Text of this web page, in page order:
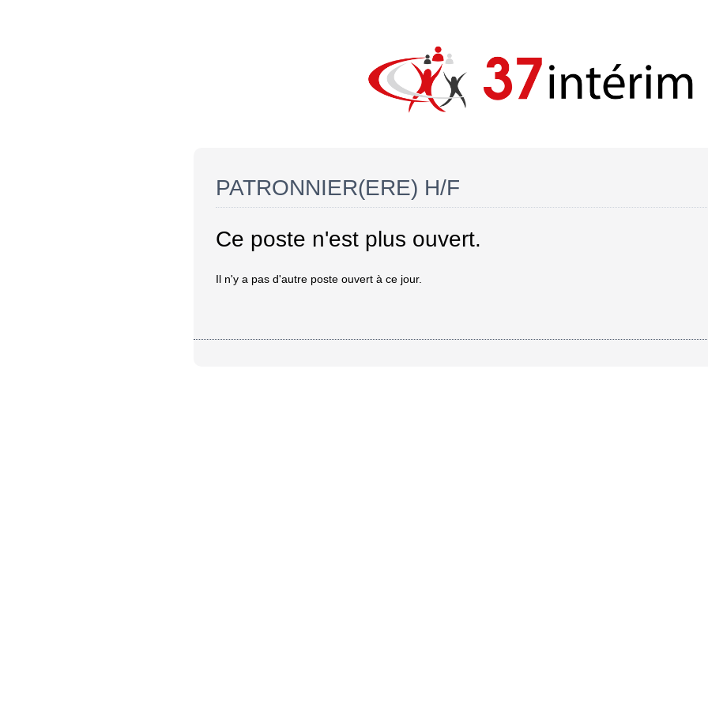
PATRONNIER(ERE) H/F
Ce poste n'est plus ouvert.
Il n'y a pas d'autre poste ouvert à ce jour.